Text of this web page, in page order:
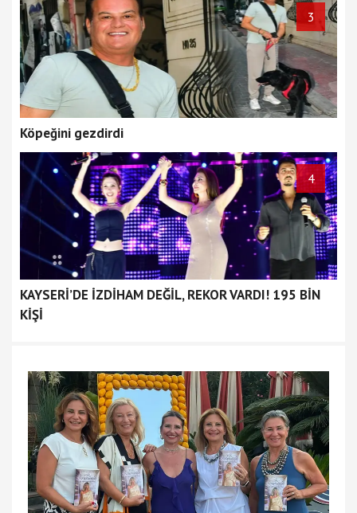
3
Köpeğini gezdirdi
4
KAYSERİ’DE İZDİHAM DEĞİL, REKOR VARDI! 195 BİN
KİŞİ